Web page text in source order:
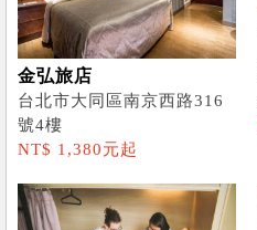
金弘旅店
台北市大同區南京西路316
號4樓
NT$ 1,380元起